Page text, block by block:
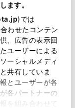
ます。
)では
わせたコンテン
、広告の表示回
ユーザーによる
ーシャルメディ
共有していま
とユーザーが各
各パートナーの
を組み合わせて
選択